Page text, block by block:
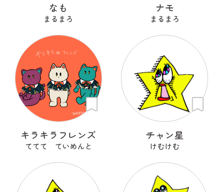
なも
まるまろ
ナモ
まるまろ
キラキラフレンズ
ててて ていめんと
チャン星
けむけむ